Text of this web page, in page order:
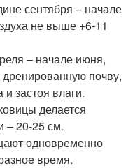
сентября – начале
не выше +6-11
– начале июня,
почву,
и застоя влаги.
делается
– 20-25 см.
одновременно
время.